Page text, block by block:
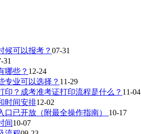
候可以报考？ 07-31
31
哪些？ 12-24
专业可以选择？ 11-29
印？成考准考证打印流程是什么？ 11-04
时间安排12-02
口已开放（附最全操作指南） 10-17
间10-07